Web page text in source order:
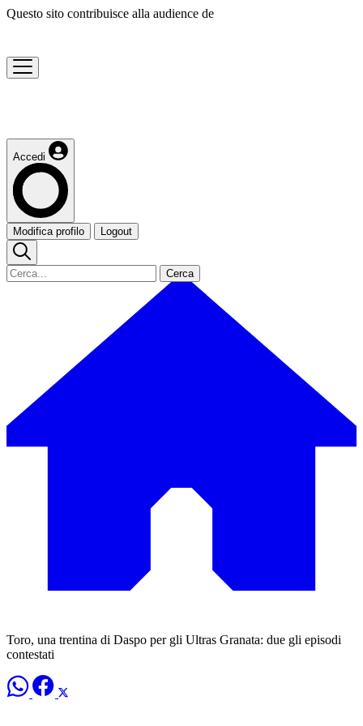
Questo sito contribuisce alla audience de
Accedi
Modifica profilo Logout
Cerca
Toro, una trentina di Daspo per gli Ultras Granata: due gli episodi
contestati